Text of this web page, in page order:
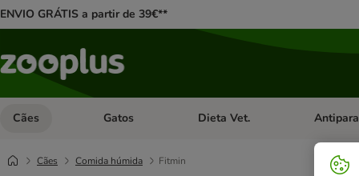
ENVIO GRÁTIS a partir de 39€**
Cães Abrir menu de categoria: Cães
Gatos Abrir menu de categoria: Gatos
Dieta Vet. Abrir
Cães Comida húmida Fitmin